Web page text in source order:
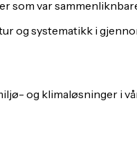
var
og systematikk i
og klimaløsninger i